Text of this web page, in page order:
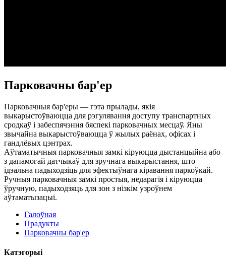
Парковачны бар'ер
Парковачныя бар'еры — гэта прылады, якія
выкарыстоўваюцца для рэгулявання доступу транспартных
сродкаў і забеспячэння бяспекі парковачных месцаў. Яны
звычайна выкарыстоўваюцца ў жылых раёнах, офісах і
гандлёвых цэнтрах.
Аўтаматычныя парковачныя замкі кіруюцца дыстанцыйна або
з дапамогай датчыкаў для зручнага выкарыстання, што
ідэальна падыходзіць для эфектыўнага кіравання паркоўкай.
Ручныя парковачныя замкі простыя, недарагія і кіруюцца
ўручную, падыходзяць для зон з нізкім узроўнем
аўтаматызацыі.
Галоўная
Прадукты
Парковачны бар'ер
Катэгорыі